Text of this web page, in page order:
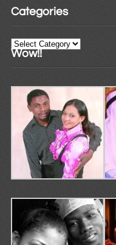
Categories
Categories
Wow!!